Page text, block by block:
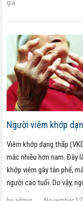
già
Người viêm khớp
Viêm khớp dạng thấp
mắc nhiều hơn nam. Đây
khớp viêm gây tàn phế,
người cao tuổi. Do vậy,